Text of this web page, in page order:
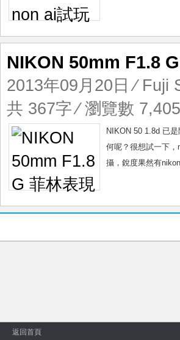
NIKON 50mm F1.8
2013年09月20日 ⁄ Fuji
共 367字 ⁄ 瀏覽數
NIKON 50 1.8d 已
何呢？很想試一下
攝，銳度果然有
返回首頁